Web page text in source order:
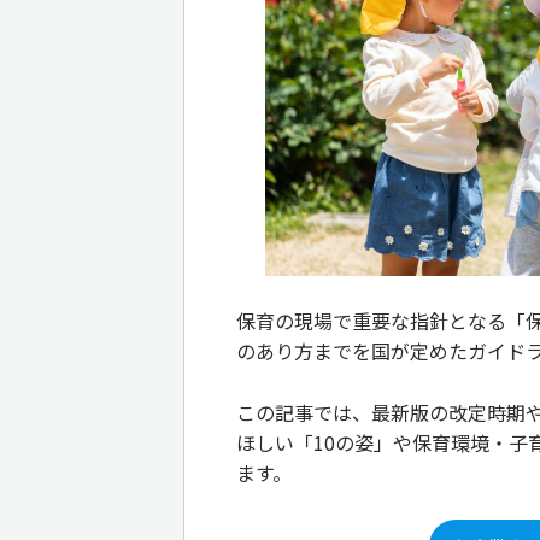
保育の現場で重要な指針となる「
のあり方までを国が定めたガイド
この記事では、最新版の改定時期
ほしい「10の姿」や保育環境・子
ます。